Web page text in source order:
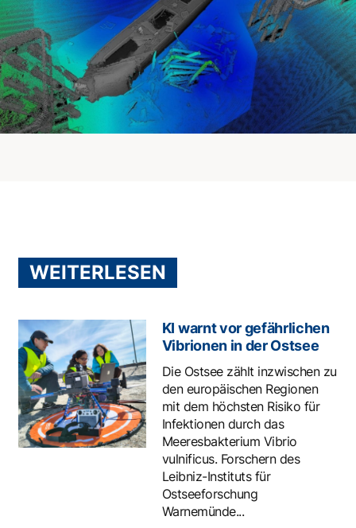
WEITERLESEN
KI warnt vor gefährlichen
Vibrionen in der Ostsee
Die Ostsee zählt inzwischen zu
den europäischen Regionen
mit dem höchsten Risiko für
Infektionen durch das
Meeresbakterium Vibrio
vulnificus. Forschern des
Leibniz-Instituts für
Ostseeforschung
Warnemünde...